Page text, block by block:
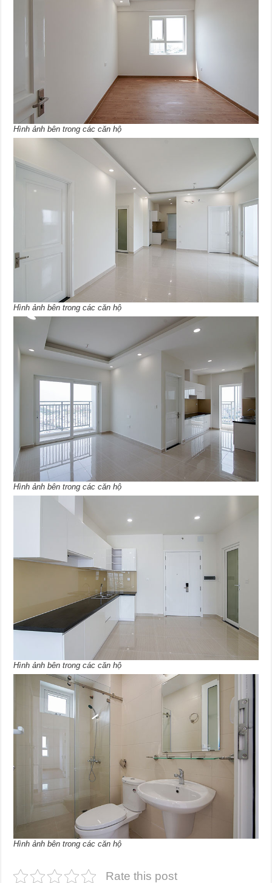
Hình ảnh bên trong các căn hộ
Hình ảnh bên trong các căn hộ
Hình ảnh bên trong các căn hộ
Hình ảnh bên trong các căn hộ
Hình ảnh bên trong các căn hộ
Rate this post